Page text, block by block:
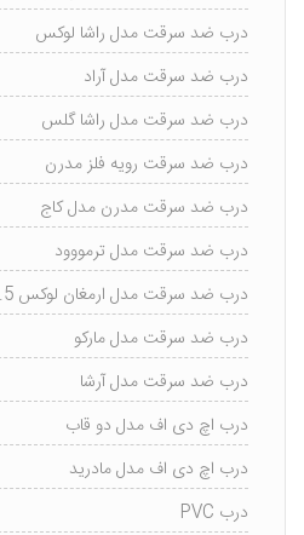
درب ضد سرقت مدل راشا لوکس
درب ضد سرقت مدل آراد
درب ضد سرقت مدل راشا گلس
درب ضد سرقت رویه فلز مدرن
درب ضد سرقت مدرن مدل کاج
درب ضد سرقت مدل ترمووود
درب ضد سرقت مدل ارمغان لوکس 1.5 لنگه
درب ضد سرقت مدل مارکو
درب ضد سرقت مدل آرشا
درب اچ دی اف مدل دو قاب
درب اچ دی اف مدل مادرید
درب PVC